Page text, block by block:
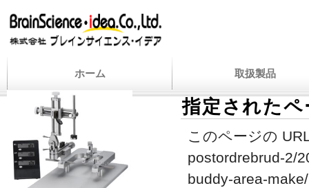
ホーム 取扱製品
指定された
このページの
postordrebrud-2/
buddy-area-make/